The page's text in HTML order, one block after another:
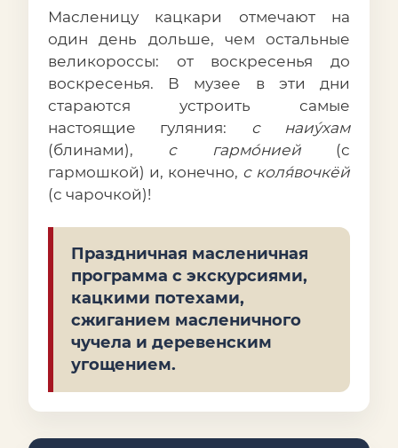
Масленицу кацкари отмечают на
один день дольше, чем остальные
великороссы: от воскресенья до
воскресенья. В музее в эти дни
стараются устроить самые
настоящие гуляния: с наиýхам
(блинами), с гармóнией(с
гармошкой) и, конечно, с коля́вочкёй
(с чарочкой)!
Праздничная масленичная
программа с экскурсиями,
кацкими потехами,
сжиганием масленичного
чучела и деревенским
угощением.